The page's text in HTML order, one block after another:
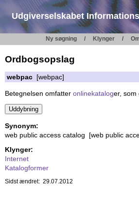
Udgiverselskabet
Ny søgning Klynger
Ordbogsopslag
webpac [webpac]
Betegnelsen omfatter onlinekataloger, som
Synonym:
web public access catalog [web public
Klynger:
Internet
Katalogformer
Sidst ændret: 29.07.2012